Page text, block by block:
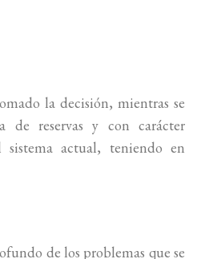
la decisión, mientras se
de reservas y con carácter
actual, teniendo en
de los problemas que se